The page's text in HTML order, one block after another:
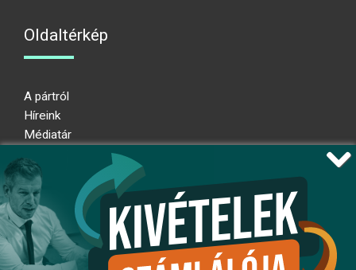
Oldaltérkép
A pártról
Híreink
Médiatár
Adatkezelési nyilatkozat
Átláthatósági nyilatkozat
Ugrás az oldal tetejére
Kövessen minket!